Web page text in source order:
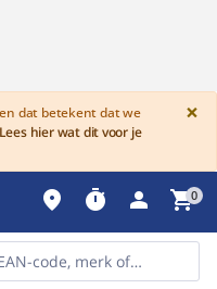
dat betekent dat we
Lees hier wat dit voor je
×
place timer person shopping_cart0